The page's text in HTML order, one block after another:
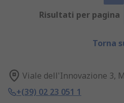
Risultati per pagina
Torna
Viale dell'Innovazione 3,
+(39) 02 23 051 1